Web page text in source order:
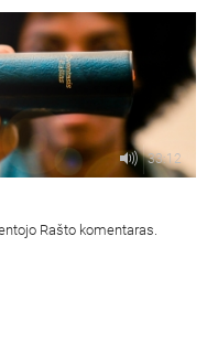
33:12
Rašto komentaras.